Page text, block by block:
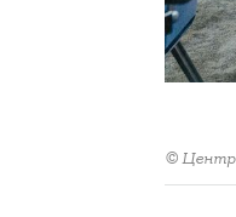
© Центр